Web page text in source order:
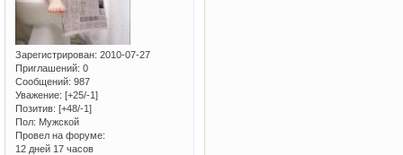
Зарегистрирован: 2010-07-27
Приглашений: 0
Сообщений: 987
Уважение: [+25/-1]
Позитив: [+48/-1]
Пол: Мужской
Провел на форуме:
12 дней 17 часов